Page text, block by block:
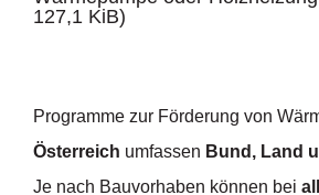
127,1 KiB)
Programme zur Förderung von
Österreich umfassen Bund, Land
Je nach Bauvorhaben können bei